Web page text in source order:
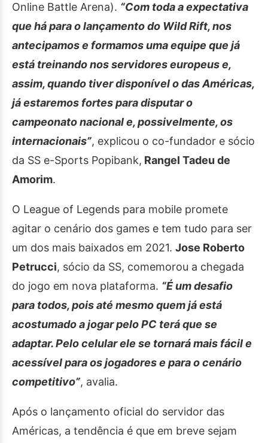
Online Battle Arena). “Com toda a expectativa
que há para o lançamento do Wild Rift, nos
antecipamos e formamos uma equipe que já
está treinando nos servidores europeus e,
assim, quando tiver disponível o das Américas,
já estaremos fortes para disputar o
campeonato nacional e, possivelmente, os
internacionais”, explicou o co-fundador e sócio
da SS e-Sports Popibank, Rangel Tadeu de
Amorim.
O League of Legends para mobile promete
agitar o cenário dos games e tem tudo para ser
um dos mais baixados em 2021. Jose Roberto
Petrucci, sócio da SS, comemorou a chegada
do jogo em nova plataforma. “É um desafio
para todos, pois até mesmo quem já está
acostumado a jogar pelo PC terá que se
adaptar. Pelo celular ele se tornará mais fácil e
acessível para os jogadores e para o cenário
competitivo”, avalia.
Após o lançamento oficial do servidor das
Américas, a tendência é que em breve sejam